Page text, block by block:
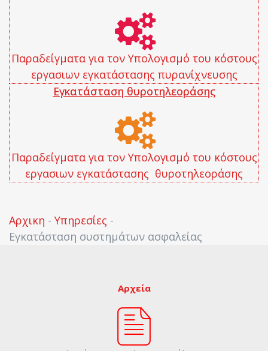
Παραδείγματα για τον Υπολογισμό του κόστους
εργασιων εγκατάστασης πυρανίχνευσης
Εγκατάσταση θυροτηλεοράσης
Παραδείγματα για τον Υπολογισμό του κόστους
εργασιων εγκατάστασης θυροτηλεοράσης
Αρχικη - Υπηρεσίες -
Εγκατάσταση συστημάτων ασφαλείας
Αρχεία